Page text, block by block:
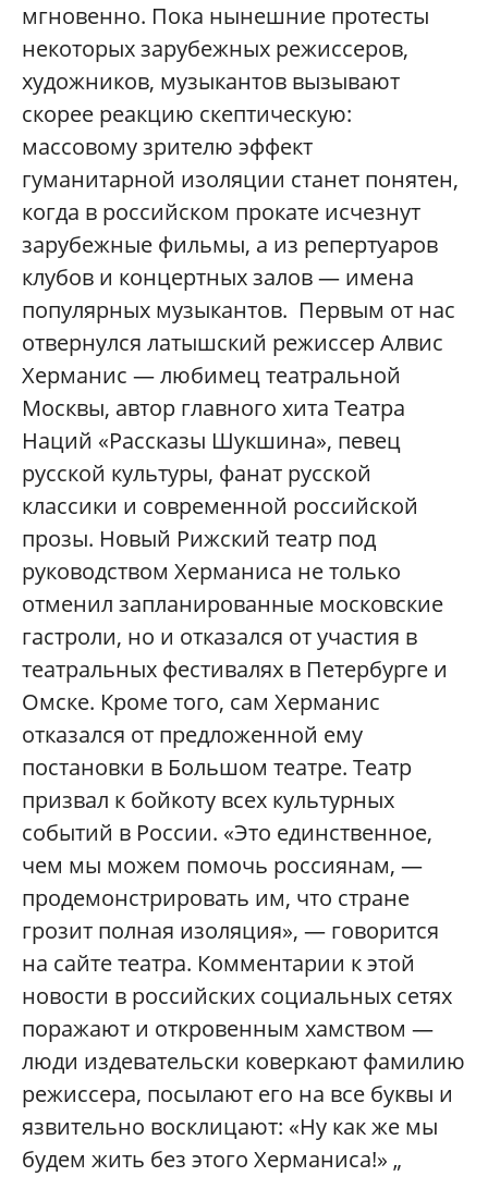
мгновенно. Пока нынешние протесты
некоторых зарубежных режиссеров,
художников, музыкантов вызывают
скорее реакцию скептическую:
массовому зрителю эффект
гуманитарной изоляции станет понятен,
когда в российском прокате исчезнут
зарубежные фильмы, а из репертуаров
клубов и концертных залов — имена
популярных музыкантов. Первым от нас
отвернулся латышский режиссер Алвис
Херманис — любимец театральной
Москвы, автор главного хита Театра
Наций «Рассказы Шукшина», певец
русской культуры, фанат русской
классики и современной российской
прозы. Новый Рижский театр под
руководством Херманиса не только
отменил запланированные московские
гастроли, но и отказался от участия в
театральных фестивалях в Петербурге и
Омске. Кроме того, сам Херманис
отказался от предложенной ему
постановки в Большом театре. Театр
призвал к бойкоту всех культурных
событий в России. «Это единственное,
чем мы можем помочь россиянам, —
продемонстрировать им, что стране
грозит полная изоляция», — говорится
на сайте театра. Комментарии к этой
новости в российских социальных сетях
поражают и откровенным хамством —
люди издевательски коверкают фамилию
режиссера, посылают его на все буквы и
язвительно восклицают: «Ну как же мы
будем жить без этого Херманиса!» „